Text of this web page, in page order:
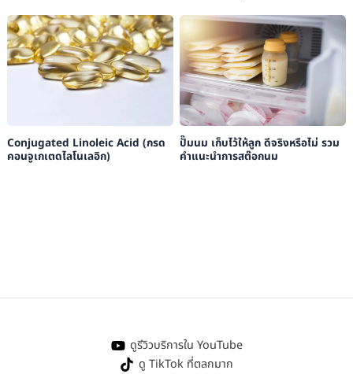
Conjugated Linoleic Acid (กรด
คอนจูเกเตดไลโนเลอิก)
ปั๊มนม เก็บไว้ให้ลูก ดีจริงหรือไม่ รวม
คำแนะนำการสต๊อกนม
ดูรีวิวบริการใน YouTube
ดู TikTok ที่ตลกมาก